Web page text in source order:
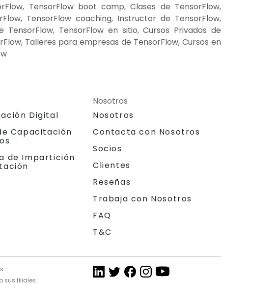
TensorFlow boot camp, Clases de TensorFlow,
TensorFlow coaching, Instructor de TensorFlow,
TensorFlow en sitio, Cursos Privados de
Talleres para empresas de TensorFlow, Cursos en
Digital
Capacitación
de Impartición
Nosotros
Nosotros
Contacta con Nosotros
Socios
Clientes
Reseñas
Trabaja con Nosotros
FAQ
T&C
sus filiales.